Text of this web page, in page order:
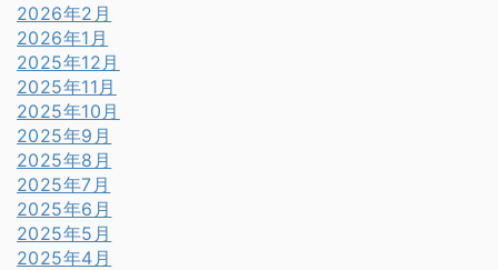
2026年2月
2026年1月
2025年12月
2025年11月
2025年10月
2025年9月
2025年8月
2025年7月
2025年6月
2025年5月
2025年4月